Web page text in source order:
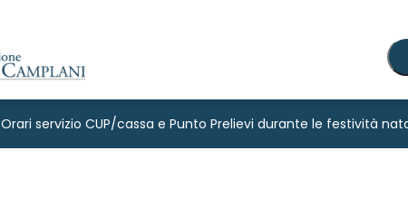
Orari servizio CUP/cassa e Punto Prelievi durante le festività